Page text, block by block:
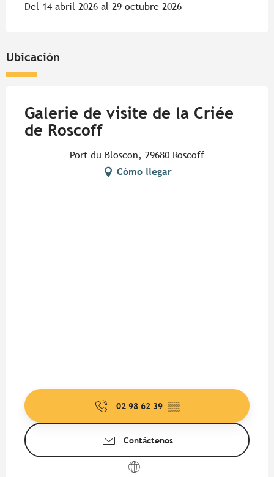
Del 14 abril 2026 al 29 octubre 2026
Ubicación
Galerie de visite de la Criée
de Roscoff
Port du Bloscon, 29680 Roscoff
Cómo llegar
02 98 62 39 ▒▒
Contáctenos